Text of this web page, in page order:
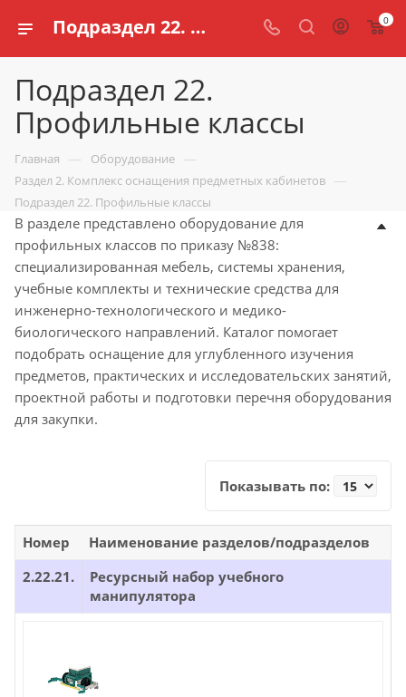
Подраздел 22. Профильные классы школ согласно приказу 838 Минпросвещения России 0
Подраздел 22.
Профильные классы
Главная — Оборудование —
Раздел 2. Комплекс оснащения предметных кабинетов —
Подраздел 22. Профильные классы
В разделе представлено оборудование для
профильных классов по приказу №838:
специализированная мебель, системы хранения,
учебные комплекты и технические средства для
инженерно-технологического и медико-
биологического направлений. Каталог помогает
подобрать оснащение для углубленного изучения
предметов, практических и исследовательских занятий,
проектной работы и подготовки перечня оборудования
для закупки.
Показывать по:
Номер
Наименование разделов/подразделов
2.22.21.
Ресурсный набор учебного
манипулятора